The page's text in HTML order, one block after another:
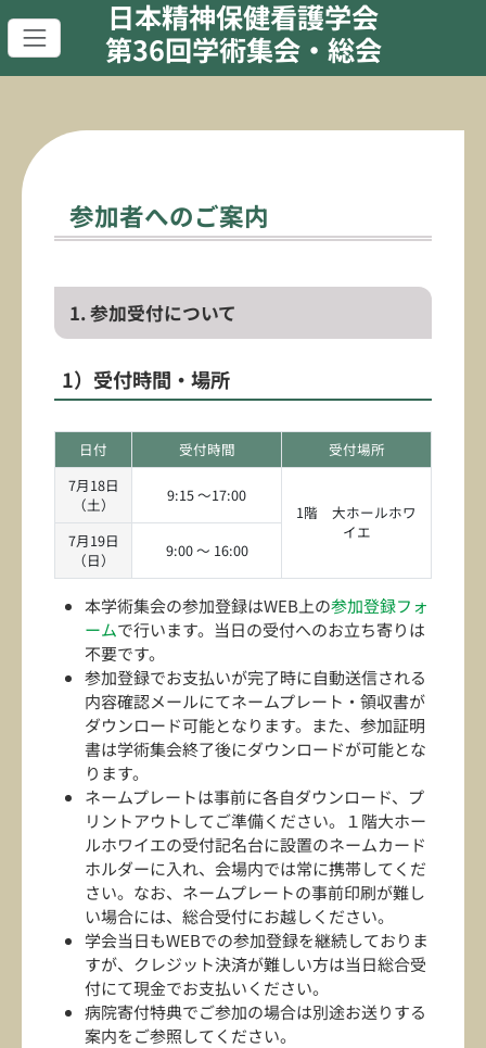
日本精神保健看護学会
第36回学術集会・総会
参加者へのご案内
1. 参加受付について
1）受付時間・場所
日付 受付時間
受付場所
7月18日
（土）
9:15 ～17:00
1階 大ホールホワ
イエ
7月19日
（日）
9:00 ～ 16:00
本学術集会の参加登録はWEB上の参加登録フォ
ームで行います。当日の受付へのお立ち寄りは
不要です。
参加登録でお支払いが完了時に自動送信される
内容確認メールにてネームプレート・領収書が
ダウンロード可能となります。また、参加証明
書は学術集会終了後にダウンロードが可能とな
ります。
ネームプレートは事前に各自ダウンロード、プ
リントアウトしてご準備ください。１階大ホー
ルホワイエの受付記名台に設置のネームカード
ホルダーに入れ、会場内では常に携帯してくだ
さい。なお、ネームプレートの事前印刷が難し
い場合には、総合受付にお越しください。
学会当日もWEBでの参加登録を継続しておりま
すが、クレジット決済が難しい方は当日総合受
付にて現金でお支払いください。
病院寄付特典でご参加の場合は別途お送りする
案内をご参照してください。